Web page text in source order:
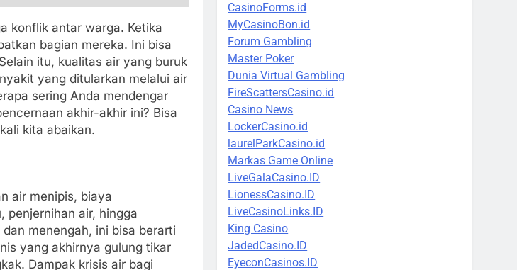
konflik antar warga. Ketika
bagian mereka. Ini bisa
itu, kualitas air yang buruk
yang ditularkan melalui air
sering Anda mendengar
akhir-akhir ini? Bisa
kita abaikan.
air menipis, biaya
penjernihan air, hingga
menengah, ini bisa berarti
yang akhirnya gulung tikar
Dampak krisis air bagi
CasinoForms.id
MyCasinoBon.id
Forum Gambling
Master Poker
Dunia Virtual Gambling
FireScattersCasino.id
Casino News
LockerCasino.id
laurelParkCasino.id
Markas Game Online
LiveGalaCasino.ID
LionessCasino.ID
LiveCasinoLinks.ID
King Casino
JadedCasino.ID
EyeconCasinos.ID